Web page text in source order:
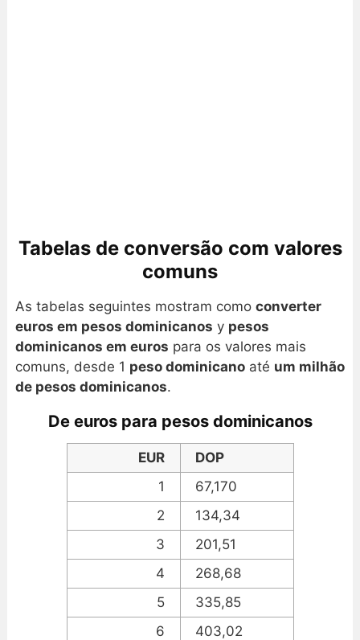
Tabelas de conversão com valores
comuns
As tabelas seguintes mostram como converter
euros em pesos dominicanos y pesos
dominicanos em euros para os valores mais
comuns, desde 1 peso dominicanoaté um milhão
de pesos dominicanos.
De euros para pesos dominicanos
EUR
DOP
1
67,170
2
134,34
3
201,51
4
268,68
5
335,85
6
403,02